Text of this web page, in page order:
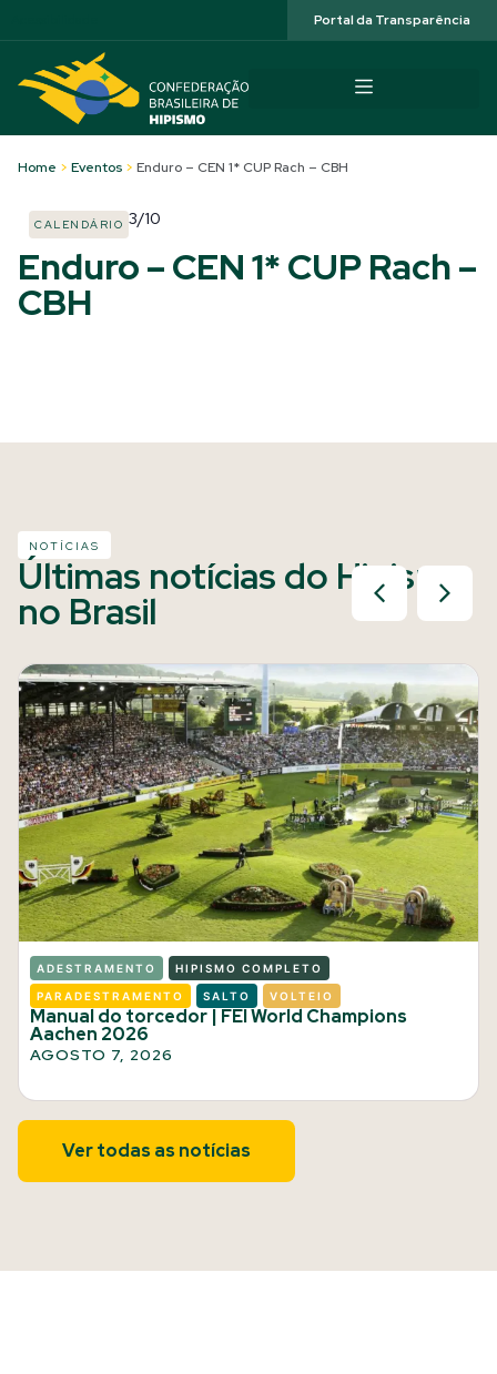
Portal da Transparência
Home > Eventos > Enduro – CEN 1* CUP Rach – CBH
CALENDÁRIO 3/10
Enduro – CEN 1* CUP Rach –
CBH
NOTÍCIAS
Últimas notícias do Hipismo
no Brasil
ADESTRAMENTO HIPISMO COMPLETO
PARADESTRAMENTO SALTO VOLTEIO
Manual do torcedor | FEI World Champions
Aachen 2026
AGOSTO 7, 2026
Ver todas as notícias